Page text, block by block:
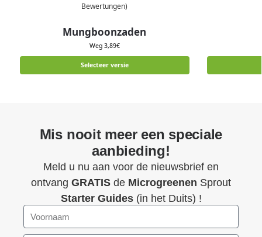
Bewertungen)
Mungboonzaden
Weg 3,89€
Selecteer versie
Mis nooit meer een speciale
aanbieding!
Meld u nu aan voor de nieuwsbrief en
ontvang GRATIS de Microgreenen Sprout
Starter Guides(in het Duits) !